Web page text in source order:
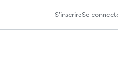
S'inscrireSe